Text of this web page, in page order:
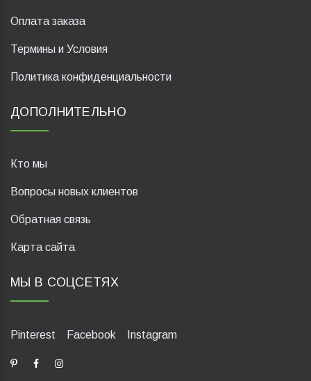
Оплата заказа
Термины и Условия
Политика конфиденциальности
ДОПОЛНИТЕЛЬНО
Кто мы
Вопросы новых клиентов
Обратная связь
Карта сайта
МЫ В СОЦСЕТЯХ
Pinterest Facebook Instagram